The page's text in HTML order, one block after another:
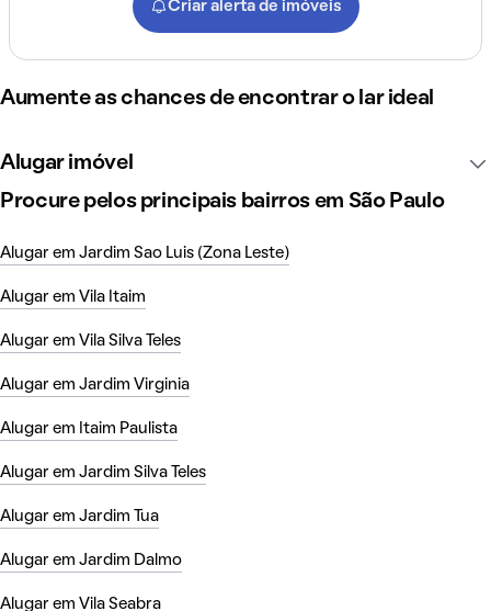
Criar alerta de imóveis
Aumente as chances de encontrar o lar ideal
Alugar imóvel
Procure pelos principais bairros em São Paulo
Alugar em Jardim Sao Luis (Zona Leste)
Alugar em Vila Itaim
Alugar em Vila Silva Teles
Alugar em Jardim Virginia
Alugar em Itaim Paulista
Alugar em Jardim Silva Teles
Alugar em Jardim Tua
Alugar em Jardim Dalmo
Alugar em Vila Seabra